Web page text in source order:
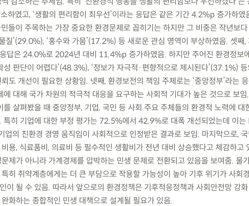
였고, ‘생활의 편리함이 최우선’이라는 응답은 같은 기간 4.2%p 증가하였
들이 주목하는 가장 중요한 환경문제로 꼽히기는 하지만 그 비중은 작년보
질’(29.0%), ‘홍수와 가뭄’(17.2%) 등 새로운 관심 영역이 부상하였음. 셋째,
답은 24.0%로 2024년 대비 11.4%p 증가하였음. 하지만 주어진 환경정보
성 판단이 어렵다’(48.3%), ‘정보가 자극적·편향적으로 제시된다’(37.1%)
도 개선이 필요한 상황임. 넷째, 환경보전의 책임 주체로는 ‘중앙정부’라는
에 대해 국가 차원의 적극적 대응을 요구하는 사회적 기대가 높은 것으로 보임
살펴봤을 때 중앙정부, 기업, 국민 등 사회 주요 주체들의 환경적 노력에 대
특히 기업에 대한 부정 평가는 72.5%에서 42.9%로 대폭 개선되었는데 이는
업의 친환경 경영 움직임이 사회적으로 인정받은 결과로 보임. 마지막으로,
용, 식료품비, 의료비 등 필수적인 생활비가 전년 대비 상승했다고 체감하고
제가 아니라 가계경제를 압박하는 민생 문제로 전환되고 있음을 보여줌. 물
히 취약계층에게는 더 큰 부담으로 작용할 가능성이 높아 기후 위기가 사회
이 될 수 있음. 따라서 앞으로의 환경정책은 기후적응정책과 사회안전망 강
화하는 종합적인 민생 대책으로 설계될 필요가 있음.